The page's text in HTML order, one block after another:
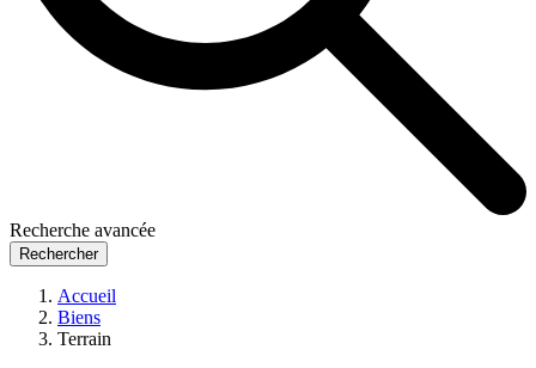
Recherche avancée
Rechercher
Accueil
Biens
Terrain